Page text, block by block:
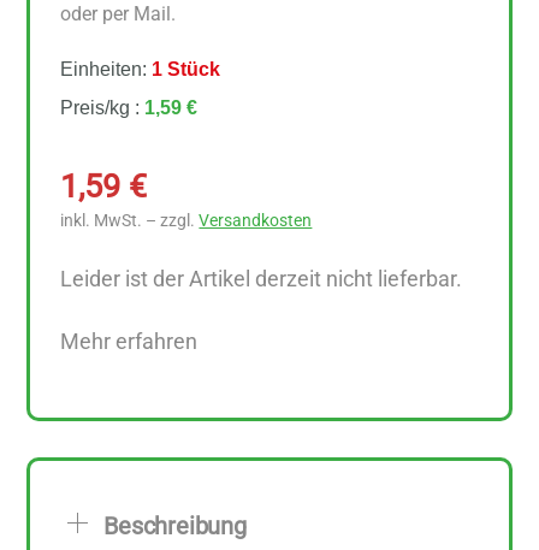
oder per Mail.
Einheiten: 1 Stück
Preis/kg : 1,59 €
1,59 €
inkl. MwSt. – zzgl.Versandkosten
Leider ist der Artikel derzeit nicht lieferbar.
Mehr erfahren
Beschreibung